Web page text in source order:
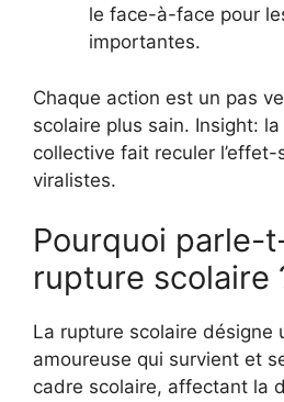
le face-à-face pour
importantes.
Chaque action est un pas
scolaire plus sain. Insight:
collective fait reculer
viralistes.
Pourquoi parle-
rupture scolaire
La rupture scolaire désigne
amoureuse qui survient et
cadre scolaire, affectant la